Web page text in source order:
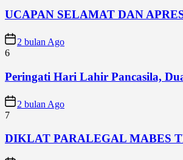
UCAPAN SELAMAT DAN
2 bulan Ago
6
Peringati Hari Lahir Pancasila,
2 bulan Ago
7
DIKLAT PARALEGAL MABES